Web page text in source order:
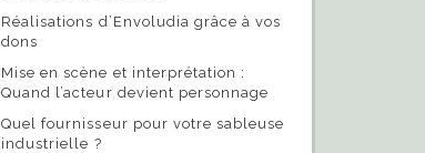
Réalisations d’Envoludia grâce à vos
dons
Mise en scène et interprétation :
Quand l’acteur devient personnage
Quel fournisseur pour votre sableuse
industrielle ?